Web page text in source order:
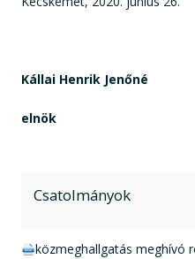
Kállai Henrik Jenőné
elnök
Csatolmányok
docx csatolmány:
közmeghallgatás meghívó